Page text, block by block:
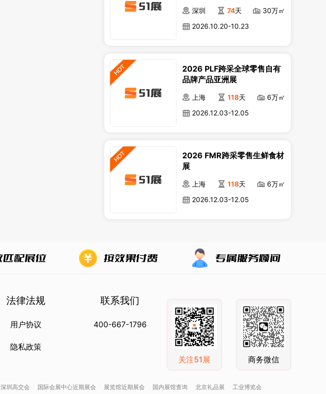
深圳 74天
30万㎡
2026.10.20-10.23
2026 PLF跨采全球零售自有
品牌产品亚洲展
上海 118天
6万㎡
2026.12.03-12.05
2026 FMR跨采零售生鲜食材
展
上海 118天
6万㎡
2026.12.03-12.05
法律法规
用户协议
隐私政策
联系我们
400-667-1796
关注51展 商务微信
深圳高交会 国际会展中心近期展会 展览馆近期展会 国内展馆查询 北京礼品展 工业博览会